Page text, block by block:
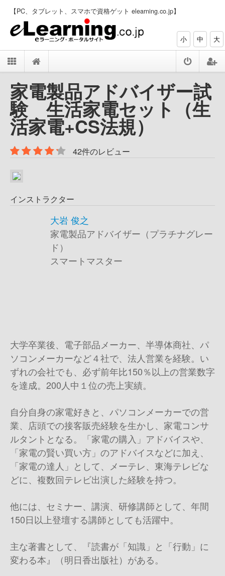
【PC、タブレット、スマホで資格ゲット elearning.co.jp】
小 中 大
家電製品アドバイザー試
験 生活家電セット（生
活家電+CS法規）
42件のレビュー
インストラクター
大岩 俊之
家電製品アドバイザー（プラチナグレー
ド）
スマートマスター
大学卒業後、電子部品メーカー、半導体商社、パ
ソコンメーカーなど４社で、法人営業を経験。い
ずれの会社でも、必ず前年比150％以上の営業数字
を達成。200人中１位の売上実績。
自分自身の家電好きと、パソコンメーカーでの営
業、店頭での接客販売経験を生かし、家電コンサ
ルタントとなる。「家電の購入」アドバイスや、
「家電の賢い買い方」のアドバイスなどに加え、
「家電の達人」として、メーテレ、東海テレビな
どに、複数回テレビ出演した経験を持つ。
他には、セミナー、講演、研修講師として、年間
150日以上登壇する講師としても活躍中。
主な著書として、『読書が「知識」と「行動」に
変わる本』（明日香出版社）がある。